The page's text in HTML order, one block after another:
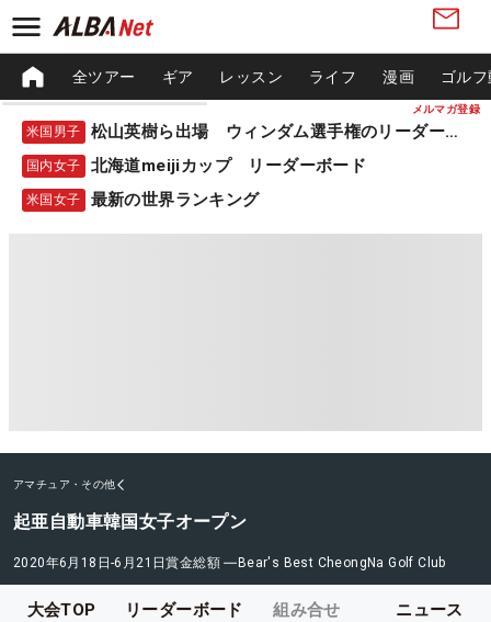
メルマガ登録
全ツアー ギア レッスン ライフ 漫画 ゴル
米国男子 松山英樹ら出場 ウィンダム選手権のリーダーボード
国内女子 北海道meijiカップ リーダーボード
米国女子 最新の世界ランキング
アマチュア・その他
起亜自動車韓国女子オープン
2020年6月18日-6月21日賞金総額 ― Bear's Best CheongNa Golf Club
大会TOP リーダーボード 組み合せ ニュース